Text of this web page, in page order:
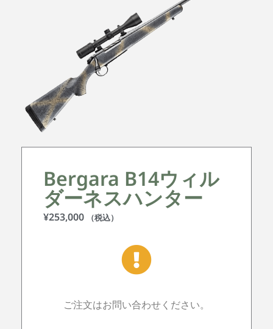
Bergara B14ウィル
ダーネスハンター
¥253,000 （税込）
ご注文はお問い合わせください。